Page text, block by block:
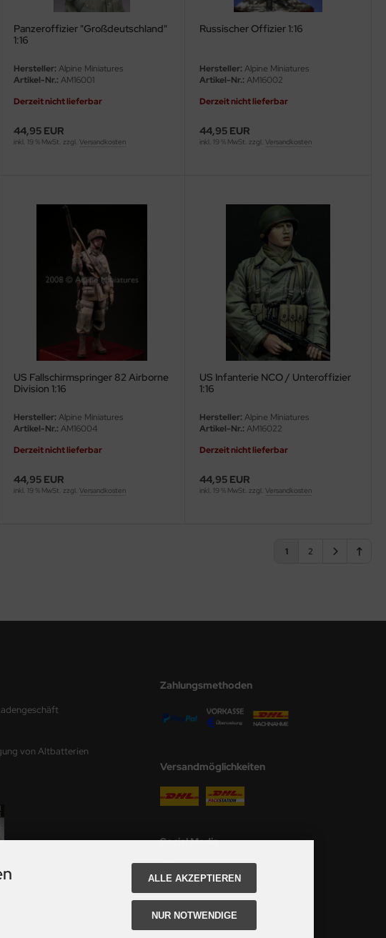
Panzeroffizier "Großdeutschland"
1:16
Hersteller: Alpine Miniatures
Artikel-Nr.: AM16001
Derzeit nicht lieferbar
44,95 EUR
inkl. 19 % MwSt. zzgl. Versandkosten
Russischer Offizier 1:16
Hersteller: Alpine Miniatures
Artikel-Nr.: AM16002
Derzeit nicht lieferbar
44,95 EUR
inkl. 19 % MwSt. zzgl.Versandkosten
US Fallschirmspringer 82 Airborne
Division 1:16
Hersteller: Alpine Miniatures
Artikel-Nr.: AM16004
Derzeit nicht lieferbar
44,95 EUR
inkl. 19 % MwSt. zzgl. Versandkosten
US Infanterie NCO / Unteroffizier
1:16
Hersteller: Alpine Miniatures
Artikel-Nr.: AM16022
Derzeit nicht lieferbar
44,95 EUR
inkl. 19 % MwSt. zzgl.Versandkosten
1 2
von Altbatterien
Zahlungsmethoden
Versandmöglichkeiten
Social Media
ALLE AKZEPTIEREN
NUR NOTWENDIGE